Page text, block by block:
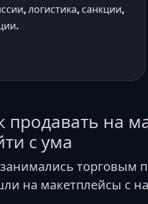
логистика, санкции,
продавать на
с ума
торговым
на макетплейсы с